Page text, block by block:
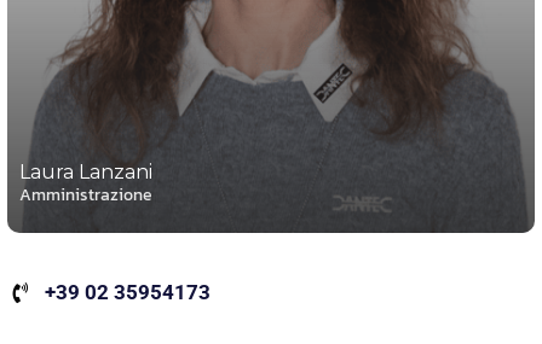
Laura Lanzani
Amministrazione
+39 02 35954173